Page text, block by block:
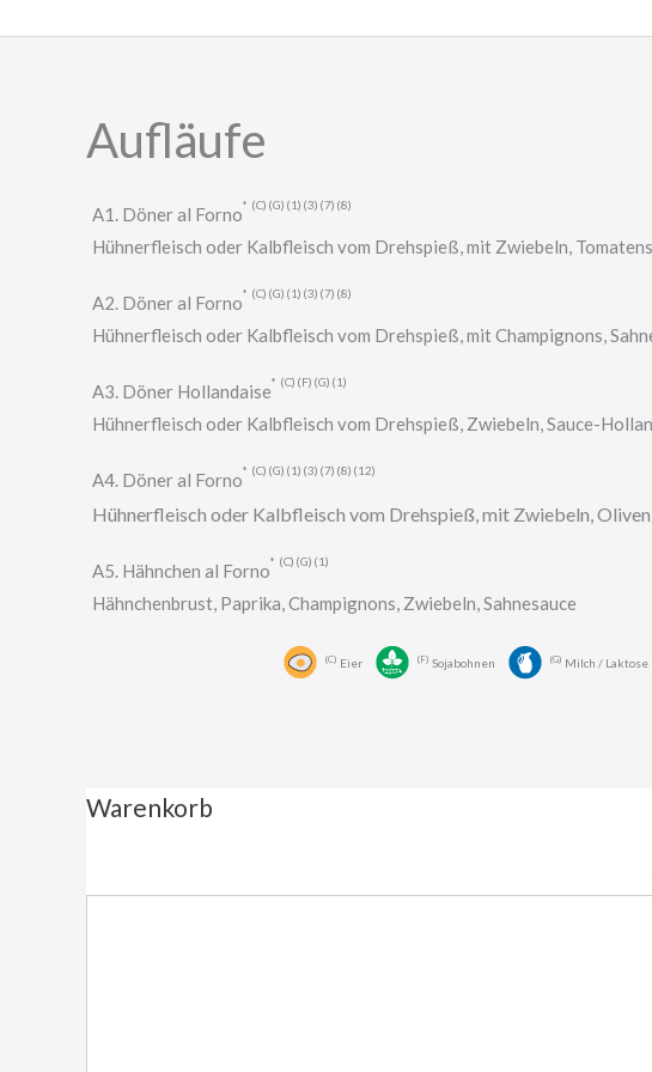
Aufläufe
A1. Döner al Forno C G 1 3 7 8
Hühnerfleisch oder Kalbfleisch vom Drehspieß, mit Zwiebeln,
A2. Döner al Forno C G 1 3 7 8
Hühnerfleisch oder Kalbfleisch vom Drehspieß, mit Champignons,
A3. Döner Hollandaise C F G 1
Hühnerfleisch oder Kalbfleisch vom Drehspieß, Zwiebeln, Sauce-
A4. Döner al Forno C G 1 3 7 8 12
Hühnerfleisch oder Kalbfleisch vom Drehspieß, mit Zwiebeln,
A5. Hähnchen al Forno C G 1
Hähnchenbrust, Paprika, Champignons, Zwiebeln, Sahnesauce
C Eier F Sojabohnen G Milch / Laktose
Warenkorb